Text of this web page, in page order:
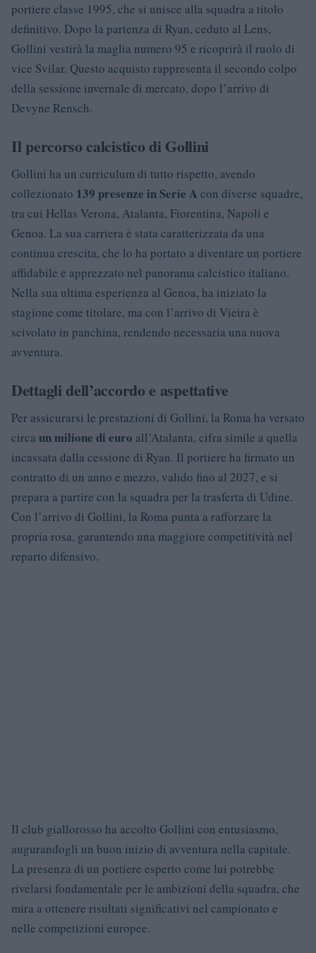
portiere classe 1995, che si unisce alla squadra a titolo
definitivo. Dopo la partenza di Ryan, ceduto al Lens,
Gollini vestirà la maglia numero 95 e ricoprirà il ruolo di
vice Svilar. Questo acquisto rappresenta il secondo colpo
della sessione invernale di mercato, dopo l’arrivo di
Devyne Rensch.
Il percorso calcistico di Gollini
Gollini ha un curriculum di tutto rispetto, avendo
collezionato 139 presenze in Serie A con diverse squadre,
tra cui Hellas Verona, Atalanta, Fiorentina, Napoli e
Genoa. La sua carriera è stata caratterizzata da una
continua crescita, che lo ha portato a diventare un portiere
affidabile e apprezzato nel panorama calcistico italiano.
Nella sua ultima esperienza al Genoa, ha iniziato la
stagione come titolare, ma con l’arrivo di Vieira è
scivolato in panchina, rendendo necessaria una nuova
avventura.
Dettagli dell’accordo e aspettative
Per assicurarsi le prestazioni di Gollini, la Roma ha versato
circa un milione di euro all’Atalanta, cifra simile a quella
incassata dalla cessione di Ryan. Il portiere ha firmato un
contratto di un anno e mezzo, valido fino al 2027, e si
prepara a partire con la squadra per la trasferta di Udine.
Con l’arrivo di Gollini, la Roma punta a rafforzare la
propria rosa, garantendo una maggiore competitività nel
reparto difensivo.
Il club giallorosso ha accolto Gollini con entusiasmo,
augurandogli un buon inizio di avventura nella capitale.
La presenza di un portiere esperto come lui potrebbe
rivelarsi fondamentale per le ambizioni della squadra, che
mira a ottenere risultati significativi nel campionato e
nelle competizioni europee.